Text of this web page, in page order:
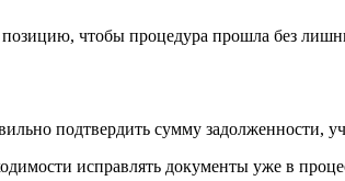
чтобы процедура прошла без
подтвердить сумму задолженности,
исправлять документы уже в